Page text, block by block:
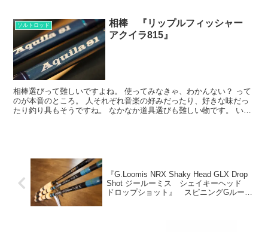
ソルトロッド
相棒 『リップルフィッシャー
アクイラ815』
相棒選びって難しいですよね。 使ってみなきゃ、わかんない？ って
のが本音のところ。 人それぞれ音楽の好みだったり、好きな味だっ
たり釣り具もそうですね。 なかなか道具選びも難しい物です。 いい
『G.Loomis NRX Shaky Head GLX Drop
Shot ジールーミス シェイキーヘッド
ドロップショット』 スピニングGルーミ